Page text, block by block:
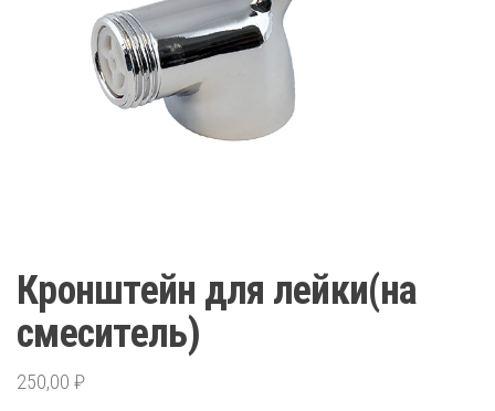
Кронштейн для лейки(на
смеситель)
250,00 ₽